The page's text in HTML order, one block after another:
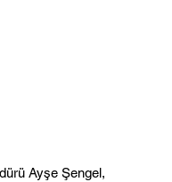
Ayşe Şengel,